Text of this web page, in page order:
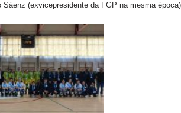
(exvicepresidente da FGP na mesma